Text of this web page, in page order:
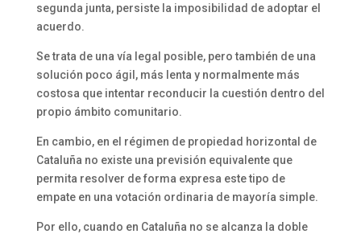
segunda junta, persiste la imposibilidad de adoptar el
acuerdo.
Se trata de una vía legal posible, pero también de una
solución poco ágil, más lenta y normalmente más
costosa que intentar reconducir la cuestión dentro del
propio ámbito comunitario.
En cambio, en el régimen de propiedad horizontal de
Cataluña no existe una previsión equivalente que
permita resolver de forma expresa este tipo de
empate en una votación ordinaria de mayoría simple.
Por ello, cuando en Cataluña no se alcanza la doble